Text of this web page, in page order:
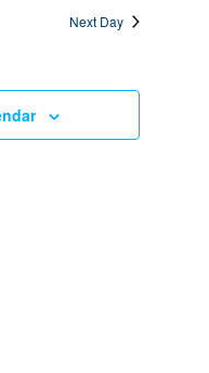
Next Day